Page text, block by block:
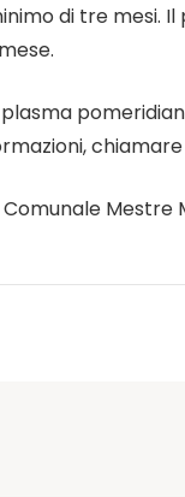
di tre mesi.
Comunale Mestre